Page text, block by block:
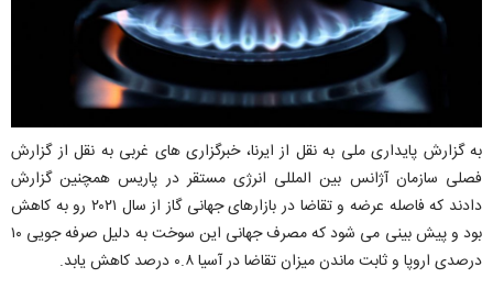
به گزارش پایداری ملی به نقل از ایرنا، خبرگزاری های غربی به نقل از گزارش
فصلی سازمان آژانس بین المللی انرژی مستقر در پاریس همچنین گزارش
دادند که فاصله عرضه و تقاضا در بازارهای جهانی گاز از سال ۲۰۲۱ رو به کاهش
بود و پیش بینی می شود که مصرف جهانی این سوخت به دلیل صرفه جویی ۱۰
درصدی اروپا و ثابت ماندن میزان تقاضا در آسیا ۰.۸ درصد کاهش یابد.